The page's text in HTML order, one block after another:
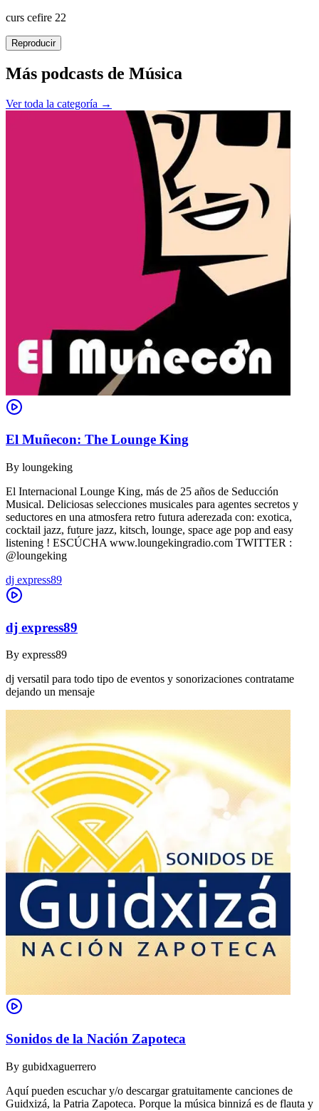
curs cefire 22
Reproducir
Más podcasts de Música
Ver toda la categoría →
El Muñecon: The Lounge King
By loungeking
El Internacional Lounge King, más de 25 años de Seducción
Musical. Deliciosas selecciones musicales para agentes secretos y
seductores en una atmosfera retro futura aderezada con: exotica,
cocktail jazz, future jazz, kitsch, lounge, space age pop and easy
listening ! ESCÚCHA www.loungekingradio.com TWITTER :
@loungeking
dj express89
dj express89
By express89
dj versatil para todo tipo de eventos y sonorizaciones contratame
dejando un mensaje
Sonidos de la Nación Zapoteca
By gubidxaguerrero
Aquí pueden escuchar y/o descargar gratuitamente canciones de
Guidxizá, la Patria Zapoteca. Porque la música binnizá es de flauta y